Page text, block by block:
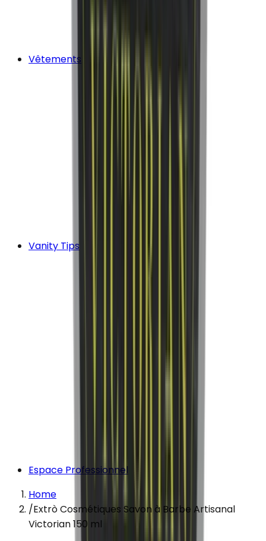
Vêtements
Vanity Tips
Espace Professionnel
Home
/Extrò Cosmétiques Savon à Barbe Artisanal
Victorian 150 ml